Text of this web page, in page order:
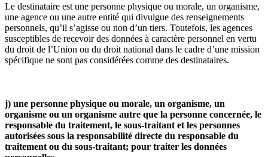
Le destinataire est une personne physique ou morale, un organisme,
une agence ou une autre entité qui divulgue des renseignements
personnels, qu’il s’agisse ou non d’un tiers. Toutefois, les agences
susceptibles de recevoir des données à caractère personnel en vertu
du droit de l’Union ou du droit national dans le cadre d’une mission
spécifique ne sont pas considérées comme des destinataires.
j) une personne physique ou morale, un organisme, un
organisme ou un organisme autre que la personne concernée, le
responsable du traitement, le sous-traitant et les personnes
autorisées sous la responsabilité directe du responsable du
traitement ou du sous-traitant; pour traiter les données